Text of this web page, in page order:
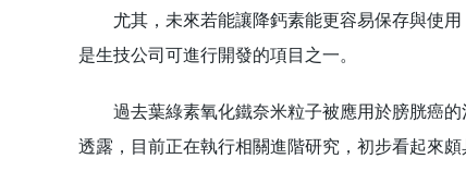
尤其，未來若能讓降鈣素能更容易保存與使用
是生技公司可進行開發的項目之一。
過去葉綠素氧化鐵奈米粒子被應用於膀胱癌的
透露，目前正在執行相關進階研究，初步看起來